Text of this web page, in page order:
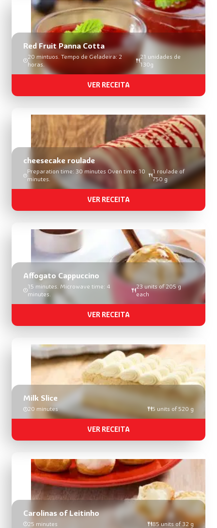
Red Fruit Panna Cotta
20 mintuos. Tempo de Geladeira: 2
horas.
21 unidades de
130g
VER RECEITA
cheesecake roulade
Preparation time: 30 minutes Oven time: 10
minutes.
1 roulade of
750 g
VER RECEITA
Affogato Cappuccino
15 minutes. Microwave time: 4
minutes.
23 units of 205 g
each
VER RECEITA
Milk Slice
20 minutes 5 units of 520 g
VER RECEITA
Carolinas of Leitinho
25 minutes 85 units of 32 g